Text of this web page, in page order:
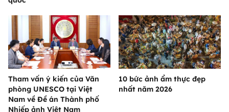
Tham vấn ý kiến của Văn
phòng UNESCO tại Việt
Nam về Đề án Thành phố
Nhiếp ảnh Việt Nam
10 bức ảnh ẩm thực đẹp
nhất năm 2026